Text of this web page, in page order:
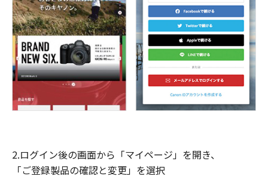
2.ログイン後の画面から「マイページ」を開き、
「ご登録製品の確認と変更」を選択